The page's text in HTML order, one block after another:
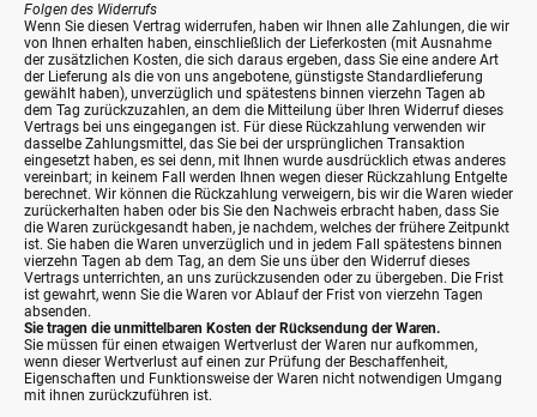
Folgen des Widerrufs
Wenn Sie diesen Vertrag widerrufen, haben wir Ihnen alle Zahlungen, die wir
von Ihnen erhalten haben, einschließlich der Lieferkosten (mit Ausnahme
der zusätzlichen Kosten, die sich daraus ergeben, dass Sie eine andere Art
der Lieferung als die von uns angebotene, günstigste Standardlieferung
gewählt haben), unverzüglich und spätestens binnen vierzehn Tagen ab
dem Tag zurückzuzahlen, an dem die Mitteilung über Ihren Widerruf dieses
Vertrags bei uns eingegangen ist. Für diese Rückzahlung verwenden wir
dasselbe Zahlungsmittel, das Sie bei der ursprünglichen Transaktion
eingesetzt haben, es sei denn, mit Ihnen wurde ausdrücklich etwas anderes
vereinbart; in keinem Fall werden Ihnen wegen dieser Rückzahlung Entgelte
berechnet. Wir können die Rückzahlung verweigern, bis wir die Waren wieder
zurückerhalten haben oder bis Sie den Nachweis erbracht haben, dass Sie
die Waren zurückgesandt haben, je nachdem, welches der frühere Zeitpunkt
ist. Sie haben die Waren unverzüglich und in jedem Fall spätestens binnen
vierzehn Tagen ab dem Tag, an dem Sie uns über den Widerruf dieses
Vertrags unterrichten, an uns zurückzusenden oder zu übergeben. Die Frist
ist gewahrt, wenn Sie die Waren vor Ablauf der Frist von vierzehn Tagen
absenden.
Sie tragen die unmittelbaren Kosten der Rücksendung der Waren.
Sie müssen für einen etwaigen Wertverlust der Waren nur aufkommen,
wenn dieser Wertverlust auf einen zur Prüfung der Beschaffenheit,
Eigenschaften und Funktionsweise der Waren nicht notwendigen Umgang
mit ihnen zurückzuführen ist.